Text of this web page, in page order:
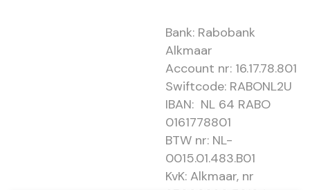
Bank: Rabobank
Alkmaar
Account nr: 16.17.78.801
Swiftcode: RABONL2U
IBAN: NL 64 RABO
0161778801
BTW nr: NL-
0015.01.483.B01
KvK: Alkmaar, nr